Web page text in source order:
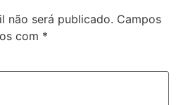
não será publicado. Campos
com *